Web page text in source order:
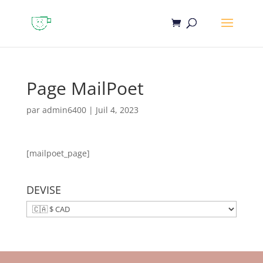
Page MailPoet
par admin6400| Juil 4, 2023
[mailpoet_page]
DEVISE